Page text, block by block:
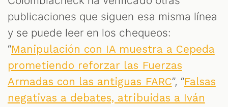
publicaciones que siguen esa misma línea
y se puede leer en los chequeos:
“Manipulación con IA muestra a Cepeda
prometiendo reforzar las Fuerzas
Armadas con las antiguas FARC”, “Falsas
negativas a debates, atribuidas a Iván